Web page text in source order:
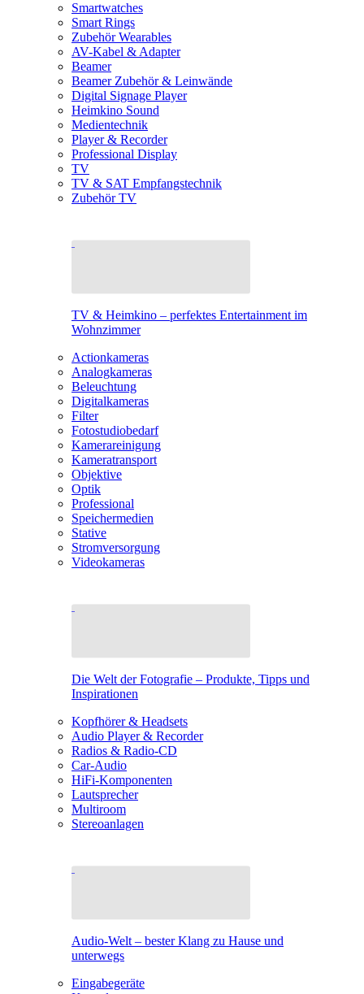
Smartwatches
Smart Rings
Zubehör Wearables
AV-Kabel & Adapter
Beamer
Beamer Zubehör & Leinwände
Digital Signage Player
Heimkino Sound
Medientechnik
Player & Recorder
Professional Display
TV
TV & SAT Empfangstechnik
Zubehör TV
TV & Heimkino – perfektes Entertainment im
Wohnzimmer
Actionkameras
Analogkameras
Beleuchtung
Digitalkameras
Filter
Fotostudiobedarf
Kamerareinigung
Kameratransport
Objektive
Optik
Professional
Speichermedien
Stative
Stromversorgung
Videokameras
Die Welt der Fotografie – Produkte, Tipps und
Inspirationen
Kopfhörer & Headsets
Audio Player & Recorder
Radios & Radio-CD
Car-Audio
HiFi-Komponenten
Lautsprecher
Multiroom
Stereoanlagen
Audio-Welt – bester Klang zu Hause und
unterwegs
Eingabegeräte